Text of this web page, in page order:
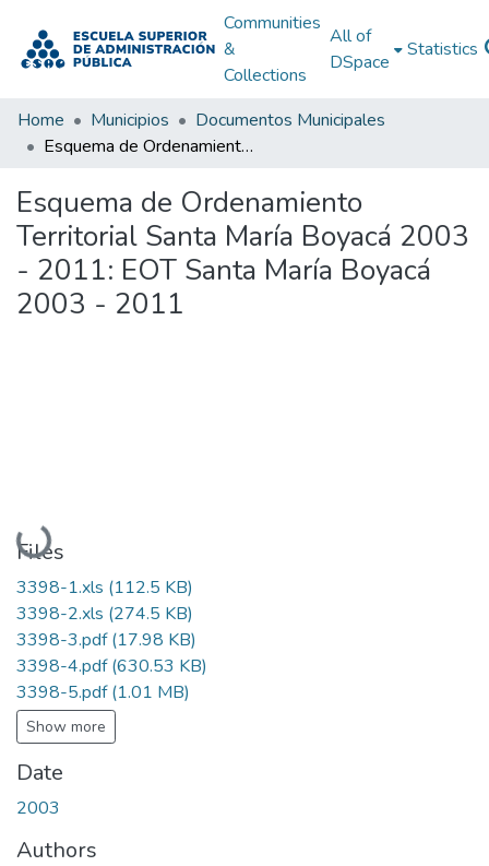
Communities
&
Collections
All of
DSpace
Statistics
Home Municipios
Documentos Municipales
Esquema de Ordenamiento Territorial Santa María Boyacá 2003 - 2011: EOT Santa María Boyacá 2003 - 2011
Esquema de Ordenamiento
Territorial Santa María Boyacá 2003
- 2011: EOT Santa María Boyacá
2003 - 2011
Loading...
Files
3398-1.xls (112.5 KB)
3398-2.xls (274.5 KB)
3398-3.pdf(17.98 KB)
3398-4.pdf(630.53 KB)
3398-5.pdf(1.01 MB)
Show more
Date
2003
Authors